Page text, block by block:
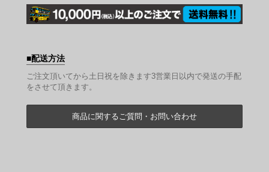
配送方法
ご注文頂いてから土日祝を除きます3営業日以内で発送の手配
をさせて頂きます。
商品に関するご質問・お問い合わせ